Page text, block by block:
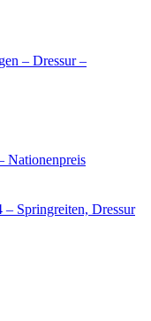
– Dressur –
Nationenpreis
– Springreiten, Dressur